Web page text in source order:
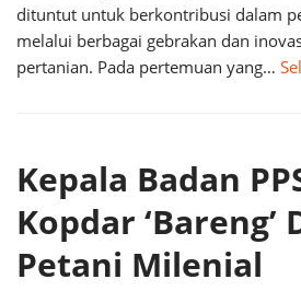
dituntut untuk berkontribusi dalam
melalui berbagai gebrakan dan
pertanian. Pada pertemuan yang…
Kepala Badan
Kopdar ‘Bareng’
Petani Milenial